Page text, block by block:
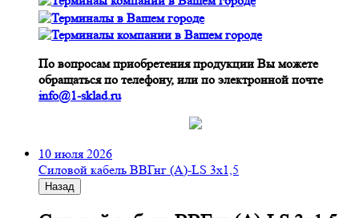
По вопросам приобретения продукции Вы можете
обращаться по телефону, или по электронной почте
info@1-sklad.ru
10 июля 2026
Cиловой кабель ВВГнг (A)-LS 3х1,5
Назад